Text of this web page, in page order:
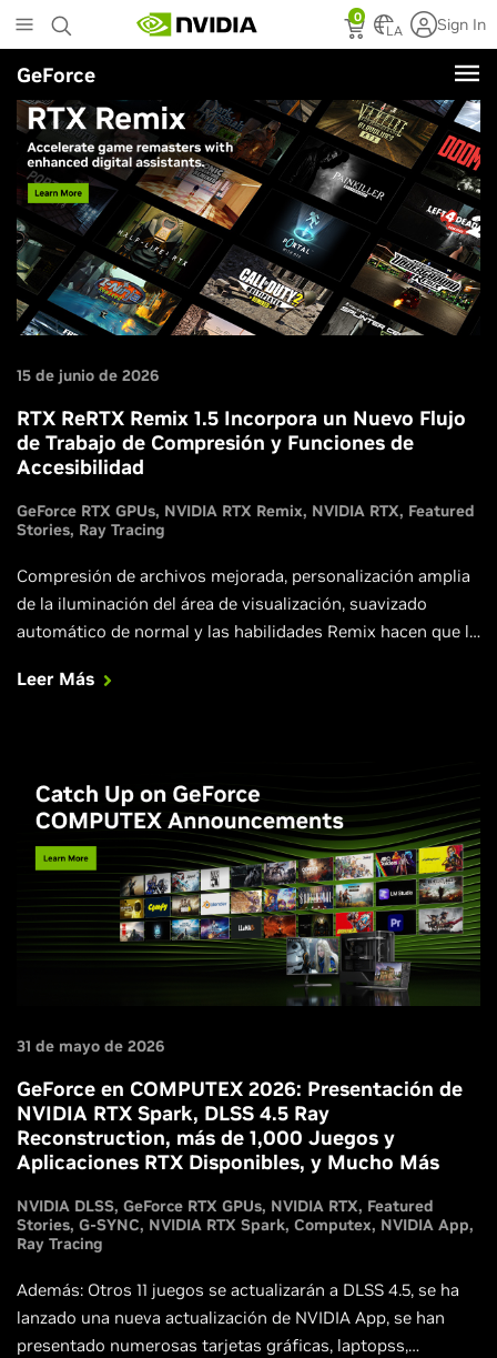
to
main
content
0
LA Sign In
GeForce
15 de junio de 2026
RTX ReRTX Remix 1.5 Incorpora un Nuevo Flujo
de Trabajo de Compresión y Funciones de
Accesibilidad
GeForce RTX GPUs NVIDIA RTX Remix NVIDIA RTX Featured
Stories Ray Tracing
Compresión de archivos mejorada, personalización amplia
de la iluminación del área de visualización, suavizado
automático de normal y las habilidades Remix hacen que la
Leer Más
31 de mayo de 2026
GeForce en COMPUTEX 2026: Presentación de
NVIDIA RTX Spark, DLSS 4.5 Ray
Reconstruction, más de 1,000 Juegos y
Aplicaciones RTX Disponibles, y Mucho Más
NVIDIA DLSS GeForce RTX GPUs NVIDIA RTX Featured
Stories G-SYNC NVIDIA RTX Spark Computex NVIDIA App
Ray Tracing
Además: Otros 11 juegos se actualizarán a DLSS 4.5, se ha
lanzado una nueva actualización de NVIDIA App, se han
presentado numerosas tarjetas gráficas, laptopss,